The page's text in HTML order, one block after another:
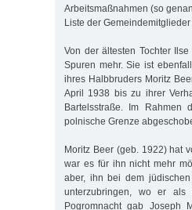
Arbeitsmaßnahmen (so
Liste der
Von der ältesten Tochter
Spuren mehr. Sie ist
ihres Halbbruders Moritz
April 1938 bis zu ihrer
Bartelsstraße. Im
polnische Grenze
Moritz Beer (geb. 1922) hat
war es für ihn nicht mehr
aber, ihn bei dem
unterzubringen, wo er als
Pogromnacht gab Joseph